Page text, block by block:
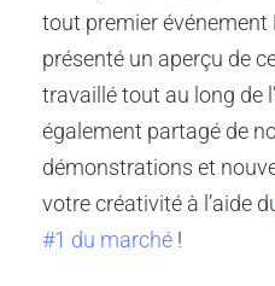
tout premier événement
présenté un aperçu de
travaillé tout au long de
également partagé de
démonstrations et
votre créativité à l’aide
#1 du marché !